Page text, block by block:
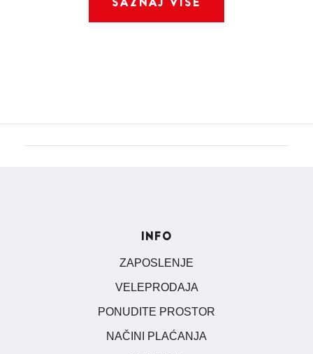
INFO
ZAPOSLENJE
VELEPRODAJA
PONUDITE PROSTOR
NAČINI PLAĆANJA